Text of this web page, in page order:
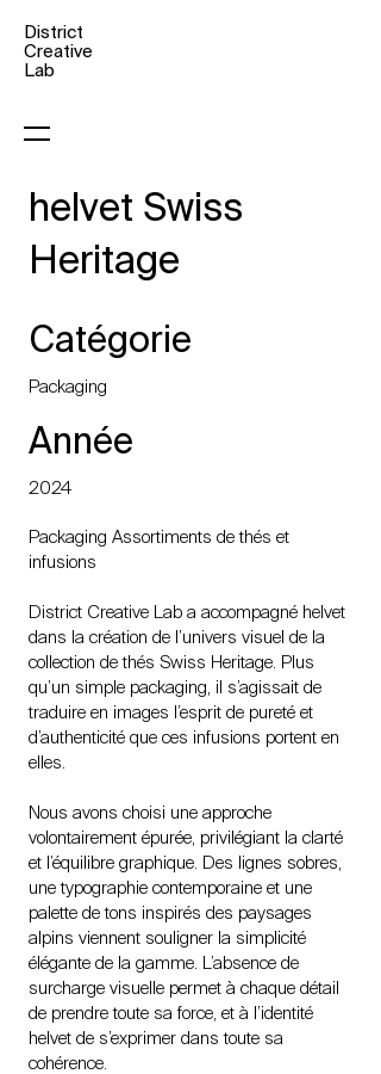
District
Creative
Lab
helvet Swiss
Heritage
Catégorie
Packaging
Année
2024
Packaging Assortiments de thés et
infusions
District Creative Lab a accompagné helvet
dans la création de l’univers visuel de la
collection de thés Swiss Heritage. Plus
qu’un simple packaging, il s’agissait de
traduire en images l’esprit de pureté et
d’authenticité que ces infusions portent en
elles.
Nous avons choisi une approche
volontairement épurée, privilégiant la clarté
et l’équilibre graphique. Des lignes sobres,
une typographie contemporaine et une
palette de tons inspirés des paysages
alpins viennent souligner la simplicité
élégante de la gamme. L’absence de
surcharge visuelle permet à chaque détail
de prendre toute sa force, et à l’identité
helvet de s’exprimer dans toute sa
cohérence.